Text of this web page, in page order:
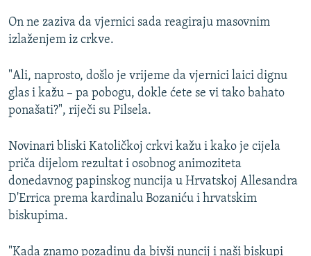
On ne zaziva da vjernici sada reagiraju masovnim
izlaženjem iz crkve.
"Ali, naprosto, došlo je vrijeme da vjernici laici dignu
glas i kažu – pa pobogu, dokle ćete se vi tako bahato
ponašati?", riječi su Pilsela.
Novinari bliski Katoličkoj crkvi kažu i kako je cijela
priča dijelom rezultat i osobnog animoziteta
donedavnog papinskog nuncija u Hrvatskoj Allesandra
D'Errica prema kardinalu Bozaniću i hrvatskim
biskupima.
"Kada znamo pozadinu da bivši nuncij i naši biskupi